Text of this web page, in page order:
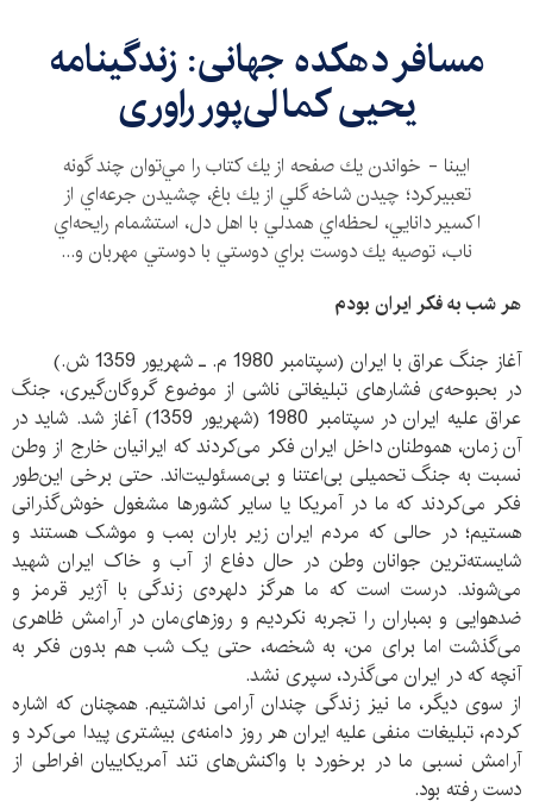
مسافر دهکده جهانی: زندگینامه
یحیی کمالی‌پور راوری
ايبنا - خواندن يك صفحه از‌‌ يك كتاب را مي‌توان چند گونه
تعبيركرد؛ چيدن شاخه گلي از يك باغ، چشيدن جرعه‌اي از
اكسير دانايي، لحظه‌اي همدلي با اهل دل، استشمام رايحه‌اي
ناب، توصيه يك دوست براي دوستي با دوستي مهربان و...
هر شب به فکر ایران بودم
آغاز جنگ عراق با ایران (سپتامبر 1980 م. ـ شهریور 1359 ش.)
در بحبوحه‌ی فشارهای تبلیغاتی ناشی از موضوع گروگان‌گیری، جنگ
عراق علیه ایران در سپتامبر 1980 (شهریور 1359) آغاز شد. شاید در
آن زمان، هموطنان داخل ایران فکر می‌کردند که ایرانیان خارج از وطن
نسبت به جنگ تحمیلی بی‌اعتنا و بی‌مسئولیت‌اند. حتی برخی این‌طور
فکر می‌کردند که ما در آمریکا یا سایر کشورها مشغول خوش‌گذرانی
هستیم؛ در حالی که مردم ایران زیر باران بمب و موشک هستند و
شایسته‌ترین جوانان وطن در حال دفاع از آب و خاک ایران شهید
می‌شوند. درست است که ما هرگز دلهره‌ی زندگی با آژیر قرمز و
ضدهوایی و بمباران را تجربه نکردیم و روزهای‌مان در آرامش ظاهری
می‌گذشت اما برای من، به شخصه، حتی یک شب هم بدون فکر به
آنچه که در ایران می‌گذرد، سپری نشد.
از سوی دیگر، ما نیز زندگی چندان آرامی نداشتیم. همچنان که اشاره
کردم، تبلیغات منفی علیه ایران هر روز دامنه‌ی بیشتری پیدا می‌کرد و
آرامش نسبی ما در برخورد با واکنش‌های تند آمریکاییان افراطی از
دست رفته بود.